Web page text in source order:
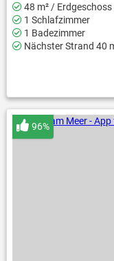
48 m² / Erdgeschoss
1 Schlafzimmer
1 Badezimmer
Nächster Strand 40
96%